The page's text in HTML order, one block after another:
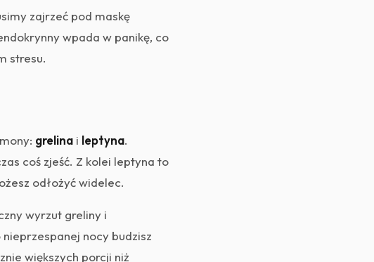
zajrzeć pod maskę
wpada w panikę, co
stresu.
grelina i leptyna.
coś zjeść. Z kolei leptyna to
odłożyć widelec.
wyrzut greliny i
nocy budzisz
większych porcji niż